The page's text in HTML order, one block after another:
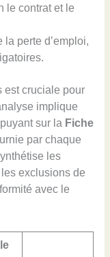
le contrat et le
perte d’emploi,
est cruciale pour
implique
sur la Fiche
par chaque
les
exclusions de
avec le